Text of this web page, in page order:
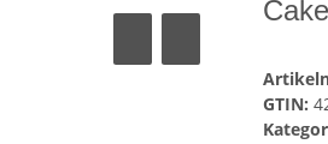
GTIN: